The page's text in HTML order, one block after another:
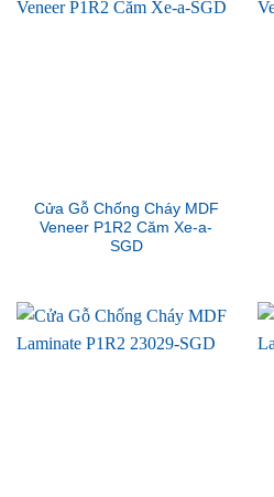
Cửa Gỗ Chống Cháy MDF
Veneer P1R2 Căm Xe-a-
SGD